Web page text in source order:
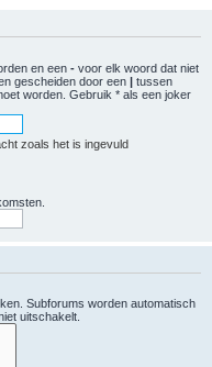
en een - voor elk woord dat niet
gescheiden door een | tussen
worden. Gebruik * als een joker
zoals het is ingevuld
Subforums worden automatisch
uitschakelt.